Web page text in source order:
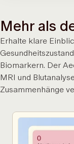
Mehr als
Erhalte klare
Biomarkern. Der
MRI und
Zusammenhänge